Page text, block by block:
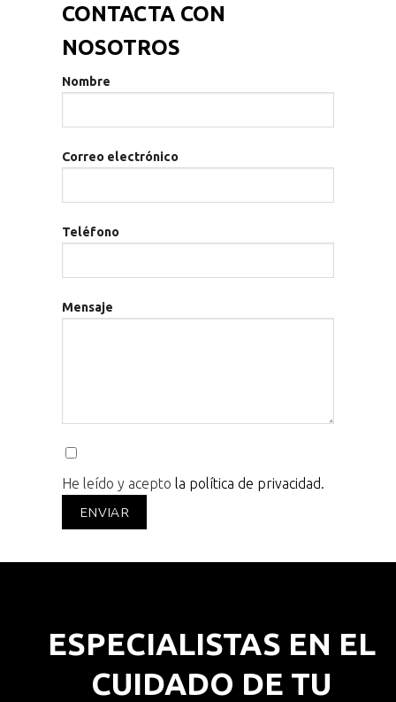
CONTACTA CON
NOSOTROS
Nombre
Correo electrónico
Teléfono
Mensaje
He leído y acepto la política de privacidad.
ESPECIALISTAS EN EL
CUIDADO DE TU